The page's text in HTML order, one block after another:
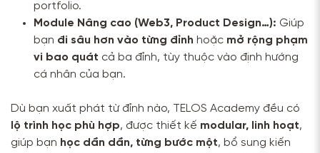
portfolio.
Module Nâng cao (Web3, Product Design…): Giúp
bạn đi sâu hơn vào từng đỉnh hoặc mở rộng phạm
vi bao quát cả ba đỉnh, tùy thuộc vào định hướng
cá nhân của bạn.
Dù bạn xuất phát từ đỉnh nào, TELOS Academy đều có
lộ trình học phù hợp, được thiết kế modular, linh hoạt,
giúp bạn học dần dần, từng bước một, bổ sung kiến